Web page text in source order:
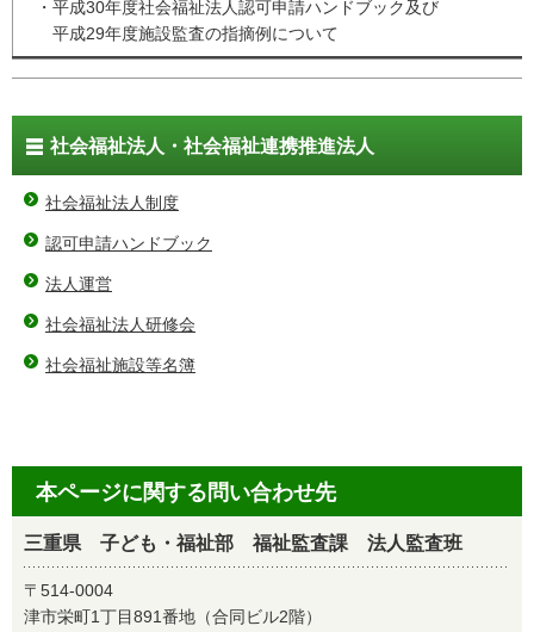
・平成30年度社会福祉法人認可申請ハンドブック及び
平成29年度施設監査の指摘例について
社会福祉法人・社会福祉連携推進法人
社会福祉法人制度
認可申請ハンドブック
法人運営
社会福祉法人研修会
社会福祉施設等名簿
本ページに関する問い合わせ先
三重県 子ども・福祉部 福祉監査課 法人監査班
〒514-0004
津市栄町1丁目891番地（合同ビル2階）